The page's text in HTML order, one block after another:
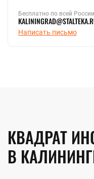
Бесплатно по всей России
Написать письмо
КВАДРАТ
В